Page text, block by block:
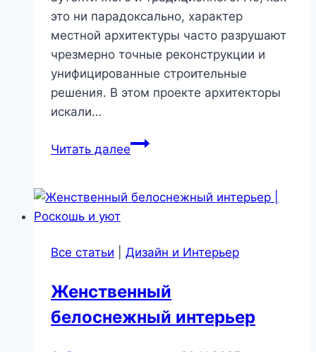
это ни парадоксально, характер
местной архитектуры часто разрушают
чрезмерно точные реконструкции и
унифицированные строительные
решения. В этом проекте архитекторы
искали…
Читать далееОчаровательный
в
Все статьи Дизайн и Интерьер
Женственный
белоснежный интерьер